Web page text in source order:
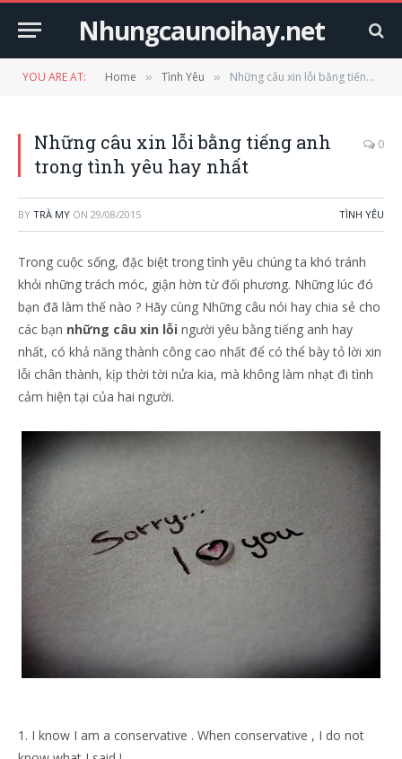
Nhungcaunoihay.net
YOU ARE AT: Home » Tình Yêu » Những câu xin lỗi bằng tiếng anh trong tình yêu hay nhất
Những câu xin lỗi bằng tiếng anh
trong tình yêu hay nhất
0
BY TRÀ MY ON 29/08/2015 TÌNH YÊU
Trong cuộc sống, đặc biệt trong tình yêu chúng ta khó tránh
khỏi những trách móc, giận hờn từ đối phương. Những lúc đó
bạn đã làm thế nào ? Hãy cùng Những câu nói hay chia sẻ cho
các bạn những câu xin lỗi người yêu bằng tiếng anh hay
nhất, có khả năng thành công cao nhất để có thể bày tỏ lời xin
lỗi chân thành, kịp thời tời nửa kia, mà không làm nhạt đi tình
cảm hiện tại của hai người.
1. I know I am a conservative . When conservative , I do not